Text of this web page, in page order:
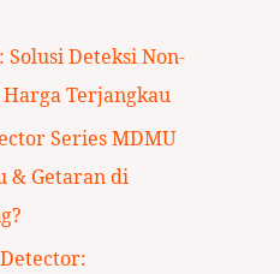
Deteksi Non-
Terjangkau
Series MDMU
& Getaran di